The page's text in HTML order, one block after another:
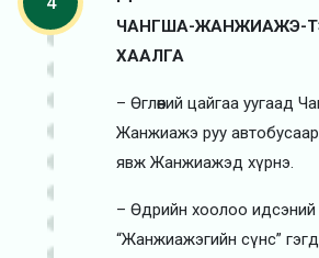
ЧАНГША-ЖАНЖИАЖЭ-
ХААЛГА
– Өглөөний цайгаа уугаад
Жанжиажэ руу
явж Жанжиажэд хүрнэ.
– Өдрийн хоолоо
“Жанжиажэгийн сүнс”